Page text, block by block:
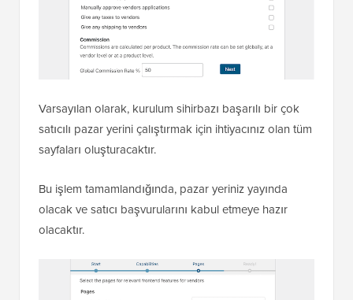
Varsayılan olarak, kurulum sihirbazı başarılı bir çok
satıcılı pazar yerini çalıştırmak için ihtiyacınız olan tüm
sayfaları oluşturacaktır.
Bu işlem tamamlandığında, pazar yeriniz yayında
olacak ve satıcı başvurularını kabul etmeye hazır
olacaktır.